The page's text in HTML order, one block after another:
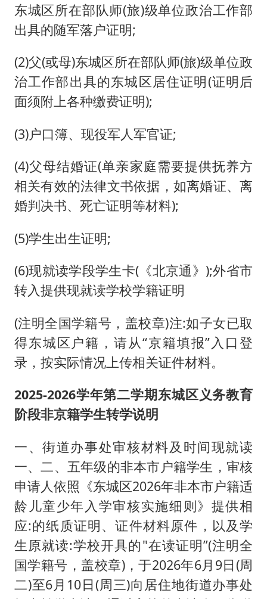
东城区所在部队师(旅)级单位政治工作部
出具的随军落户证明;
(2)父(或母)东城区所在部队师(旅)级单位政
治工作部出具的东城区居住证明(证明后
面须附上各种缴费证明);
(3)户口簿、现役军人军官证;
(4)父母结婚证(单亲家庭需要提供抚养方
相关有效的法律文书依据，如离婚证、离
婚判决书、死亡证明等材料);
(5)学生出生证明;
(6)现就读学段学生卡(《北京通》);外省市
转入提供现就读学校学籍证明
(注明全国学籍号，盖校章)注:如子女已取
得东城区户籍，请从“京籍填报”入口登
录，按实际情况上传相关证件材料。
2025-2026学年第二学期东城区义务教育
阶段非京籍学生转学说明
一、街道办事处审核材料及时间现就读
一、二、五年级的非本市户籍学生，审核
申请人依照《东城区2026年非本市户籍适
龄儿童少年入学审核实施细则》提供相
应:的纸质证明、证件材料原件，以及学
生原就读:学校开具的"在读证明”(注明全
国学籍号，盖校章)，于2026年6月9日(周
二)至6月10日(周三)向居住地街道办事处